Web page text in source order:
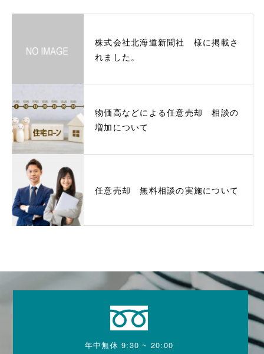
株式会社北海道新聞社 様に掲載さ
れました。
物価高などによる任意売却 相談の
増加について
任意売却 無料相談の実施について
年中無休 9:30 ~ 20:00